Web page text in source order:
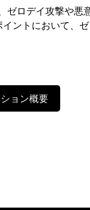
ゼロデイ攻撃や悪
ントにおいて、
ョン概要